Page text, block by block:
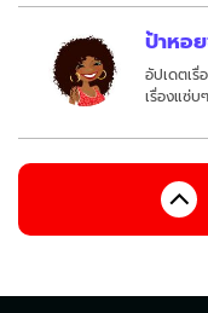
ป้าหอ
อัปเดตเรื่
เรื่องแซ่บ